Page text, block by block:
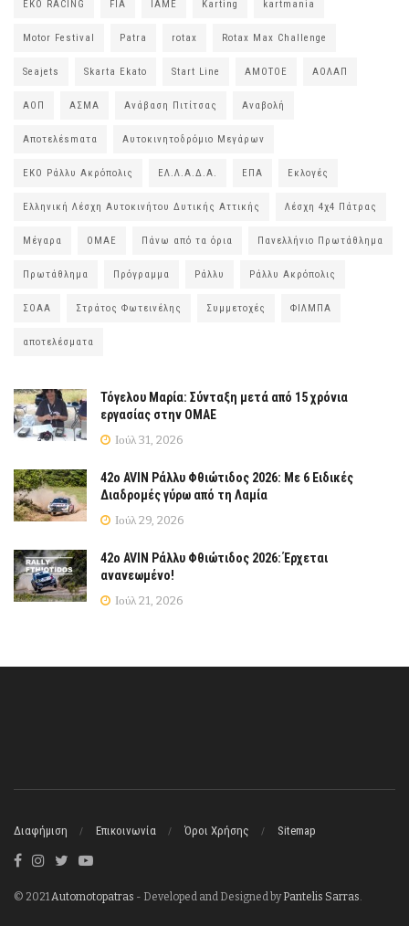
EKO RACING FIA IAME Karting kartmania
Motor Festival Patra rotax Rotax Max Challenge
Seajets Skarta Ekato Start Line ΑΜΟΤΟΕ ΑΟΛΑΠ
ΑΟΠ ΑΣΜΑ Ανάβαση Πιτίτσας Αναβολή
Αποτελέsmατα Αυτοκινητοδρόμιο Μεγάρων
ΕΚΟ Ράλλυ Ακρόπολις ΕΛ.Λ.Α.Δ.Α. ΕΠΑ Εκλογές
Ελληνική Λέσχη Αυτοκινήτου Δυτικής Αττικής Λέσχη 4χ4 Πάτρας
Μέγαρα ΟΜΑΕ Πάνω από τα όρια Πανελλήνιο Πρωτάθλημα
Πρωτάθλημα Πρόγραμμα Ράλλυ Ράλλυ Ακρόπολις
ΣΟΑΑ Στράτος Φωτεινέλης Συμμετοχές ΦΙΛΜΠΑ
αποτελέσματα
Τόγελου Μαρία: Σύνταξη μετά από 15 χρόνια
εργασίας στην ΟΜΑΕ
Ιούλ 31, 2026
42ο AVIN Ράλλυ Φθιώτιδος 2026: Με 6 Ειδικές
Διαδρομές γύρω από τη Λαμία
Ιούλ 29, 2026
42ο AVIN Ράλλυ Φθιώτιδος 2026: Έρχεται
ανανεωμένο!
Ιούλ 21, 2026
Διαφήμιση Επικοινωνία Όροι Χρήσης Sitemap
© 2021Automotopatras - Developed and Designed byPantelis Sarras.